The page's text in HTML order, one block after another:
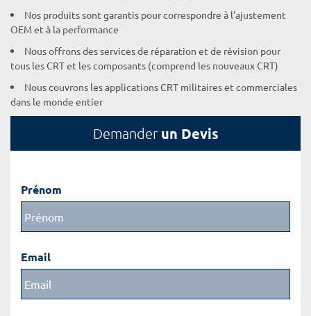
Nos produits sont garantis pour correspondre à l'ajustement
OEM et à la performance
Nous offrons des services de réparation et de révision pour
tous les CRT et les composants (comprend les nouveaux CRT)
Nous couvrons les applications CRT militaires et commerciales
dans le monde entier
Demander un Devis
Prénom
Email